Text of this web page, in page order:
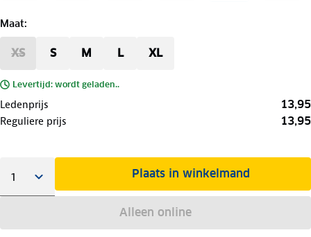
Maat:
XS S M L XL
Levertijd: wordt geladen..
Ledenprijs 13,95
Reguliere prijs 13,95
Plaats in winkelmand
Alleen online